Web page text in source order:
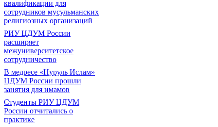
квалификации для
сотрудников мусульманских
религиозных организаций
РИУ ЦДУМ России
расширяет
межуниверситетское
сотрудничество
В медресе «Нуруль Ислам»
ЦДУМ России прошли
занятия для имамов
Студенты РИУ ЦДУМ
России отчитались о
практике